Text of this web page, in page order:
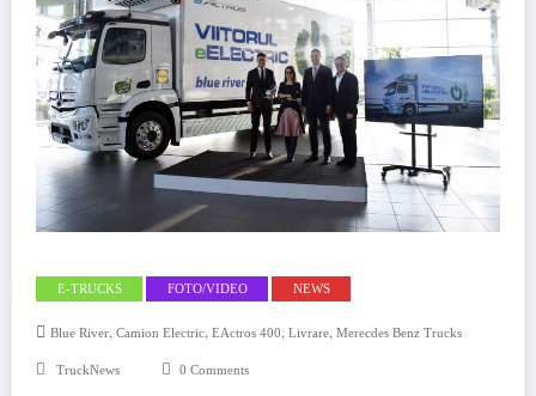
E-TRUCKS FOTO/VIDEO NEWS
Blue River, Camion Electric, EActros 400, Livrare, Merecdes Benz Trucks
TruckNews 0 Comments